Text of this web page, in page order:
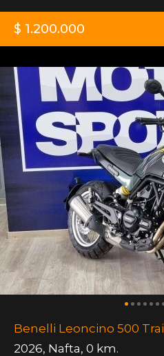
$ 1.200.000
Benelli Leoncino 500 Trail
2026, Nafta, 0 km.